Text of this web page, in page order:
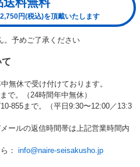
円(税込)を頂戴いたします
。予めご了承ください
無休で受け付けております。
で。（24時間年中無休）
855まで。（平日9:30〜12:00／13:3
ールの返信時間帯は上記営業時間内
： info@naire-seisakusho.jp